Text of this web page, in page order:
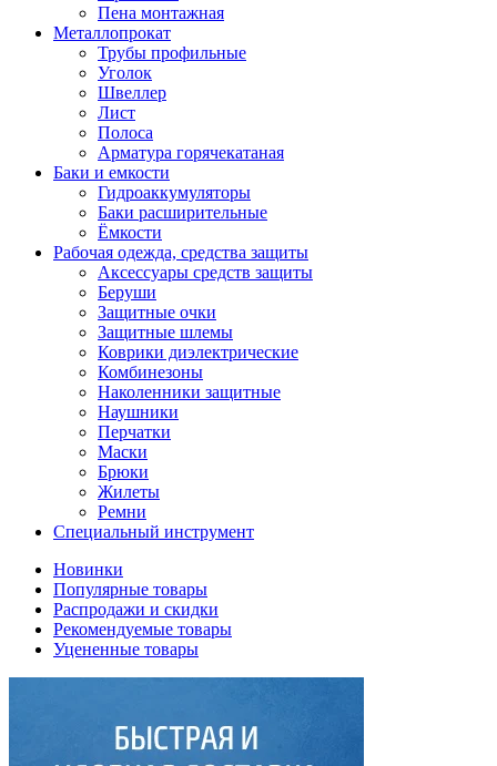
Пена монтажная
Металлопрокат
Трубы профильные
Уголок
Швеллер
Лист
Полоса
Арматура горячекатаная
Баки и емкости
Гидроаккумуляторы
Баки расширительные
Ёмкости
Рабочая одежда, средства защиты
Аксессуары средств защиты
Беруши
Защитные очки
Защитные шлемы
Коврики диэлектрические
Комбинезоны
Наколенники защитные
Наушники
Перчатки
Маски
Брюки
Жилеты
Ремни
Специальный инструмент
Новинки
Популярные товары
Распродажи и скидки
Рекомендуемые товары
Уцененные товары